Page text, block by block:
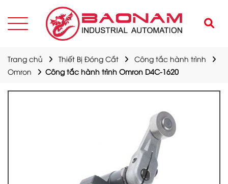
Trang chủ Thiết Bị Đóng Cắt
Công tắc hành trình
Omron
Công tắc hành trình Omron D4C-1620